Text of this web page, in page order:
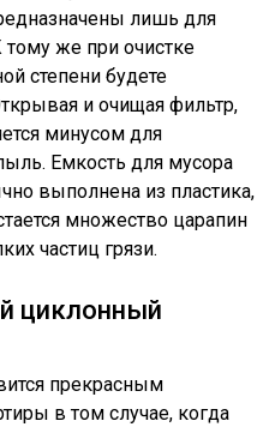
лишь для
же при очистке
степени будете
и очищая фильтр,
минусом для
Емкость для мусора
выполнена из пластика,
множество царапин
частиц грязи.
циклонный
прекрасным
в том случае, когда